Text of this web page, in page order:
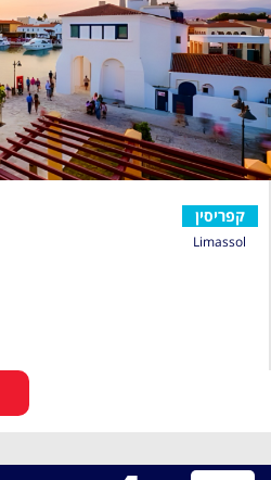
קפריסין
Limassol